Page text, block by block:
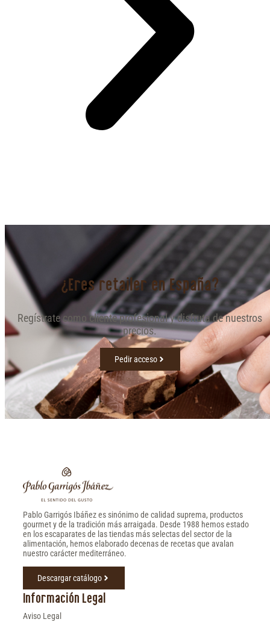
¿Eres retailer en España?
Regístrate como cliente profesional y disfruta de nuestros
precios.
Pedir acceso
Pablo Garrigós Ibáñez es sinónimo de calidad suprema, productos
gourmet y de la tradición más arraigada. Desde 1988 hemos estado
en los escaparates de las tiendas más selectas del sector de la
alimentación, hemos elaborado decenas de recetas que avalan
nuestro carácter mediterráneo.
Descargar catálogo
Información Legal
Aviso Legal